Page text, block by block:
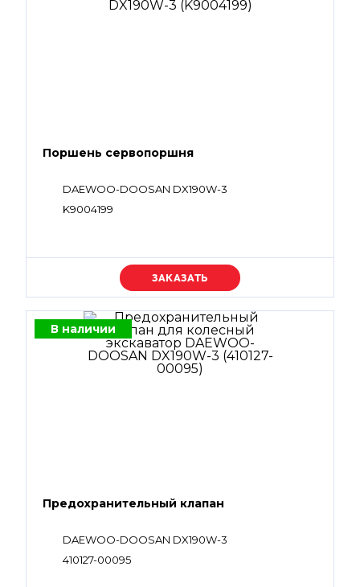
Поршень сервопоршня
DAEWOO-DOOSAN DX190W-3
K9004199
Уточняйте цену
В наличии
Предохранительный клапан
DAEWOO-DOOSAN DX190W-3
410127-00095